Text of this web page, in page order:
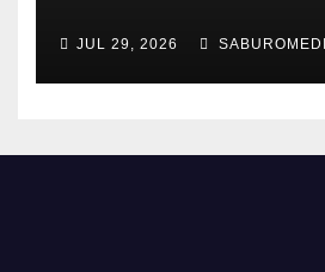
JUL 29, 2026